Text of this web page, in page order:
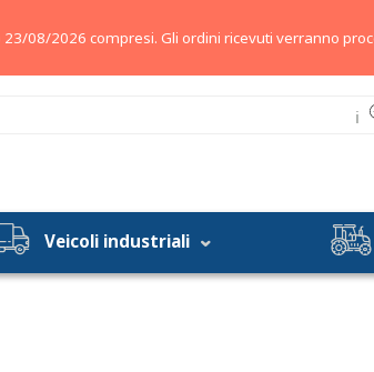
ℹ
Veicoli industriali
08/2026 compresi. Gli ordini ricevuti verranno